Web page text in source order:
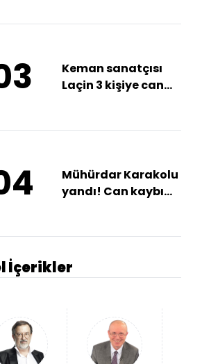
İçerikler
Keman sanatçısı
Laçin 3 kişiye can
acısı!
Mühürdar Karakolu
yandı! Can kaybı